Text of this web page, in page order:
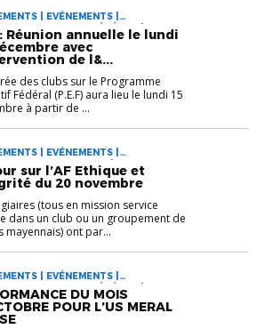
| EVÉNEMENTS |
EDUCATIF FÉDÉRAL | VIE DES
: Réunion annuelle le lundi
avec
de l&...
des clubs sur le Programme
Fédéral (P.E.F) aura lieu le lundi 15
à partir de ...
| EVÉNEMENTS |
EDUCATEURS | PROGRAMME
FÉDÉRAL | VIE DES CLUBS
sur l’AF Ethique et
du 20 novembre
(tous en mission service
dans un club ou un groupement de
mayennais) ont par...
| EVÉNEMENTS |
EDUCATIF FÉDÉRAL | VIE DES
DU MOIS
POUR L’US MERAL